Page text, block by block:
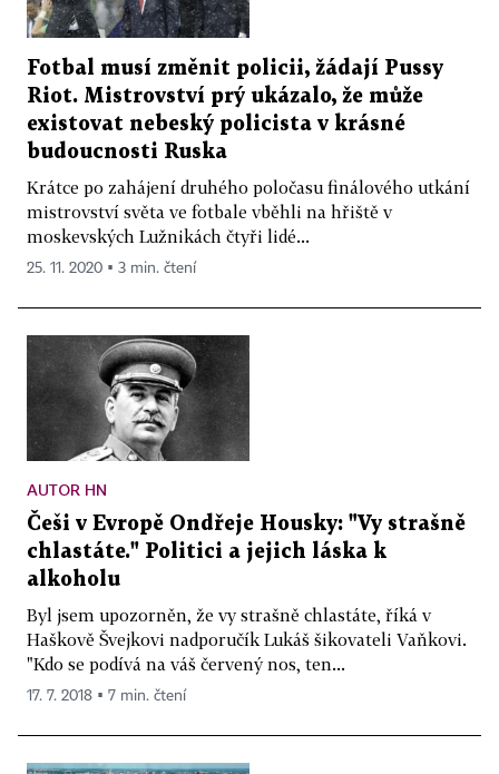
Fotbal musí změnit policii, žádají Pussy
Riot. Mistrovství prý ukázalo, že může
existovat nebeský policista v krásné
budoucnosti Ruska
Krátce po zahájení druhého poločasu finálového utkání
mistrovství světa ve fotbale vběhli na hřiště v
moskevských Lužnikách čtyři lidé...
25. 11. 2020 ▪ 3 min. čtení
AUTOR HN
Češi v Evropě Ondřeje Housky: "Vy strašně
chlastáte." Politici a jejich láska k
alkoholu
Byl jsem upozorněn, že vy strašně chlastáte, říká v
Haškově Švejkovi nadporučík Lukáš šikovateli Vaňkovi.
"Kdo se podívá na váš červený nos, ten...
17. 7. 2018 ▪ 7 min. čtení